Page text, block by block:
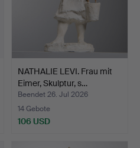
NATHALIE LEVI. Frau mit
Eimer, Skulptur, s…
Beendet 26. Jul 2026
14 Gebote
106 USD